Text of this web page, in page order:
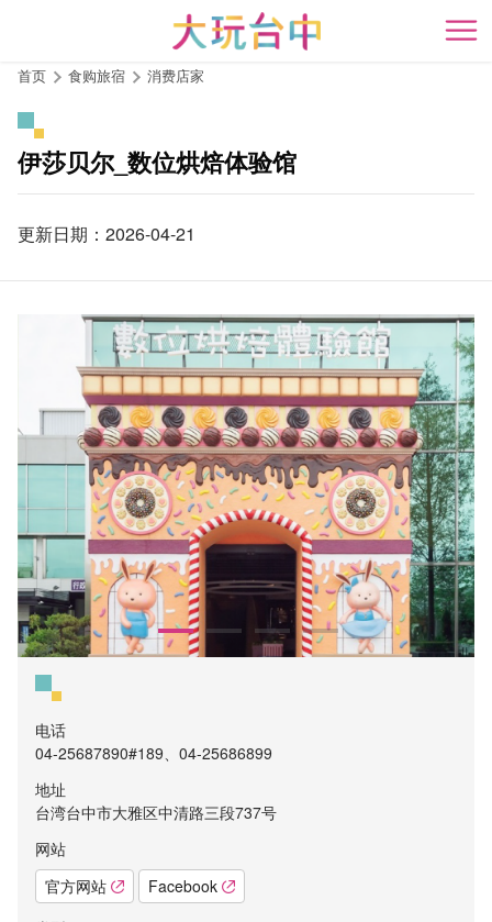
开
首页 食购旅宿 消费店家
伊莎贝尔_数位烘焙体验馆
更新日期：2026-04-21
电话
04-25687890#189、04-25686899
地址
台湾台中市大雅区中清路三段737号
网站
官方网站
Facebook